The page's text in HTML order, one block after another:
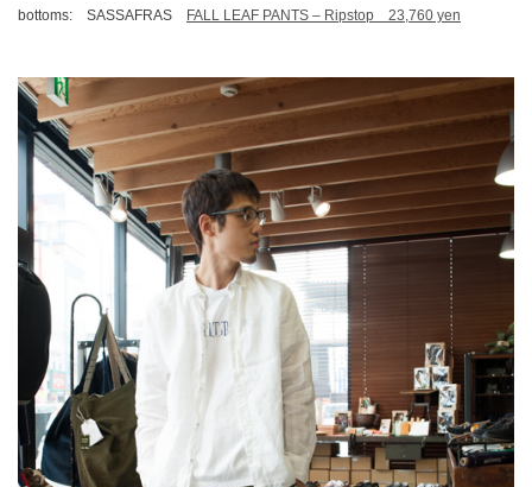
bottoms: SASSAFRAS FALL LEAF PANTS – Ripstop 23,760 yen